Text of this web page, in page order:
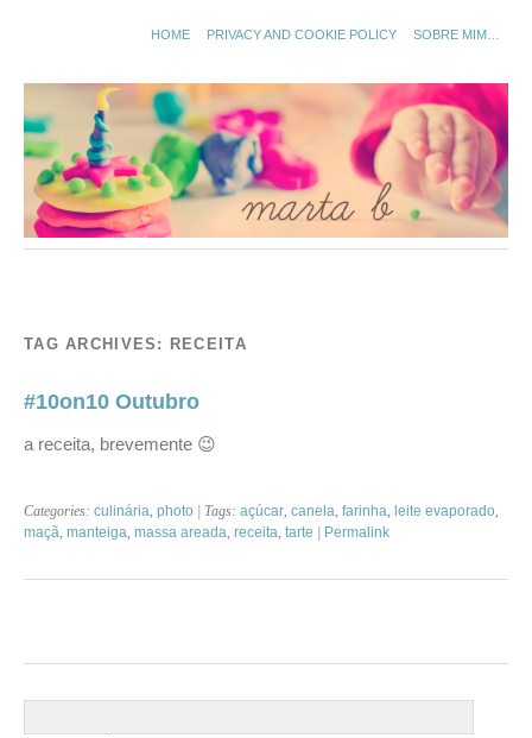
HOME PRIVACY AND COOKIE POLICY SOBRE MIM…
TAG ARCHIVES: RECEITA
#10on10 Outubro
a receita, brevemente 😉
Categories: culinária photo | Tags: açúcar canela farinha leite evaporado
maçã manteiga massa areada receita tarte | Permalink